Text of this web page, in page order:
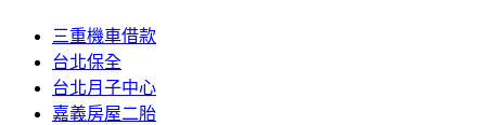
三重機車借款
台北保全
台北月子中心
嘉義房屋二胎